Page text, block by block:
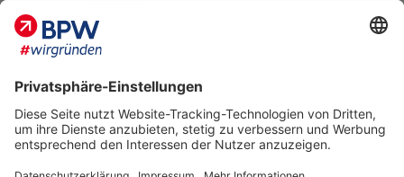
Kooperationspartner und Hochschulen
Juror:innen 2026
Marktplatz
Blog
Aktuelles zum BPW
BPW-Tipp
BPW-Veranstaltungen
Erfolgsgeschichten